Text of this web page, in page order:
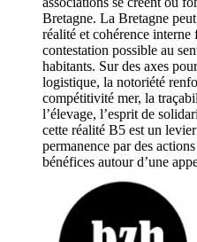
Bretagne. La Bretagne
réalité et cohérence
contestation possible au
habitants. Sur des axes
logistique, la notoriété
compétitivité mer, la
l’élevage, l’esprit de
cette réalité B5 est un
permanence par des
bénéfices autour d’une